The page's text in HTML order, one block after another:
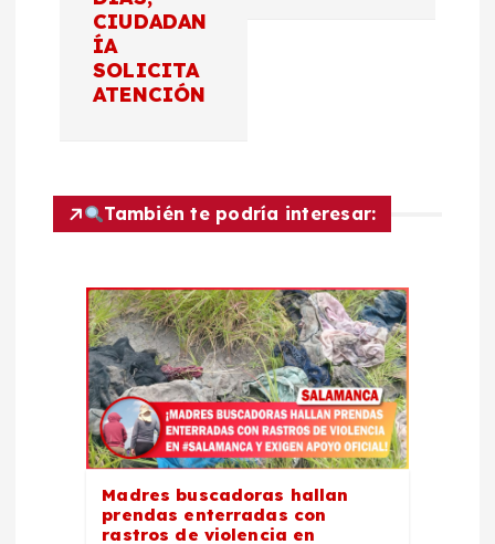
n
CIUDADAN
ÍA
SOLICITA
ATENCIÓN
También te podría interesar:
Madres buscadoras hallan
prendas enterradas con
rastros de violencia en